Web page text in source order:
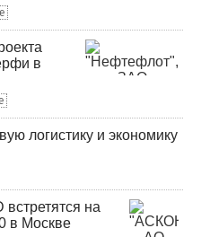
в
логистику и экономику
на
в Москве